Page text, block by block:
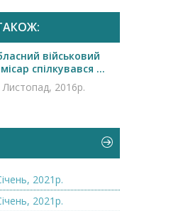
військовий
спілкувався ...
Листопад, 2016р.
2021р.
2021р.